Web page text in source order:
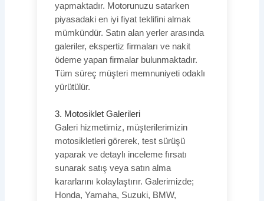
yapmaktadır. Motorunuzu satarken
piyasadaki en iyi fiyat teklifini almak
mümkündür. Satın alan yerler arasında
galeriler, ekspertiz firmaları ve nakit
ödeme yapan firmalar bulunmaktadır.
Tüm süreç müşteri memnuniyeti odaklı
yürütülür.
3. Motosiklet Galerileri
Galeri hizmetimiz, müşterilerimizin
motosikletleri görerek, test sürüşü
yaparak ve detaylı inceleme fırsatı
sunarak satış veya satın alma
kararlarını kolaylaştırır. Galerimizde;
Honda, Yamaha, Suzuki, BMW,